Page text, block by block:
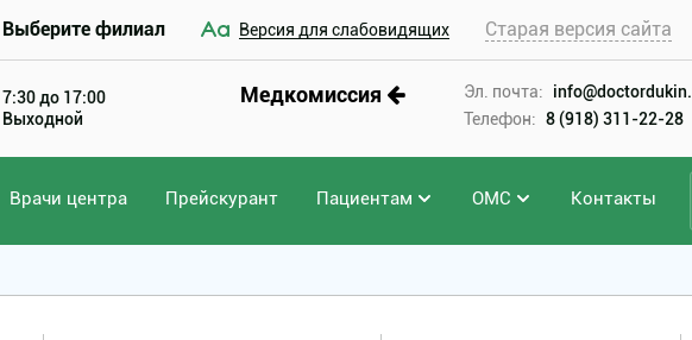
Выберите филиал Версия для слабовидящих Старая версия сайта
7:30 до 17:00
Выходной
Медкомиссия Эл. почта:
Телефон: 8 (918) 311-22-28
Врачи центра Прейскурант Пациентам ОМС Контакты